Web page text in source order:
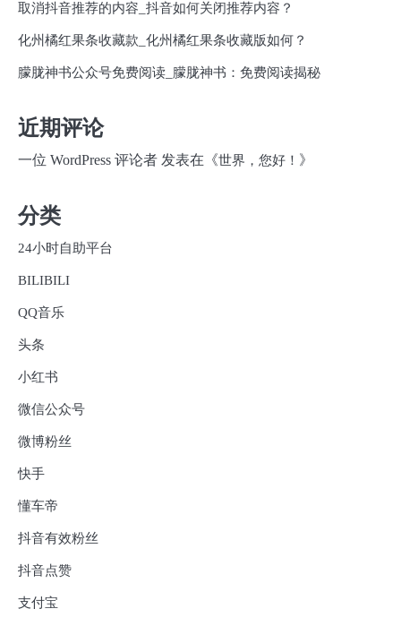
取消抖音推荐的内容_抖音如何关闭推荐内容？
化州橘红果条收藏款_化州橘红果条收藏版如何？
朦胧神书公众号免费阅读_朦胧神书：免费阅读揭秘
近期评论
一位 WordPress 评论者 发表在《世界，您好！ 》
分类
24小时自助平台
BILIBILI
QQ音乐
头条
小红书
微信公众号
微博粉丝
快手
懂车帝
抖音有效粉丝
抖音点赞
支付宝